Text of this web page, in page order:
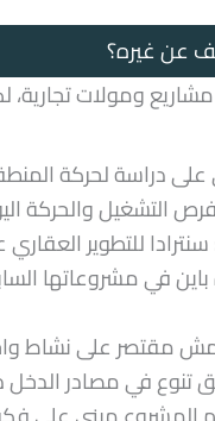
دراسة لحركة
التشغيل والحركة
سنترادا للتطوير
في مشروعاتها
مقتصر على نشاط
تنوع في مصادر